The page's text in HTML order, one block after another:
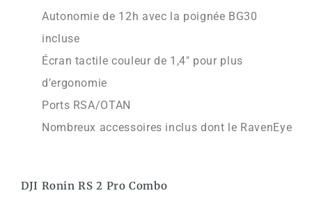
Autonomie de 12h avec la poignée BG30
incluse
Écran tactile couleur de 1,4″ pour plus
d’ergonomie
Ports RSA/OTAN
Nombreux accessoires inclus dont le RavenEye
DJI Ronin RS 2 Pro Combo